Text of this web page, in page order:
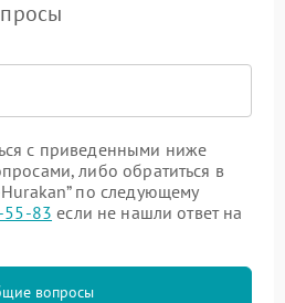
с приведенными ниже
либо обратиться в
по следующему
55-83 если не нашли ответ на
вопросы